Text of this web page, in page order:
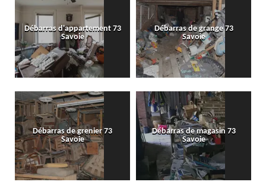
Débarras d'appartement 73
Savoie
Débarras de grange 73
Savoie
Débarras de grenier 73
Savoie
Débarras de magasin 73
Savoie